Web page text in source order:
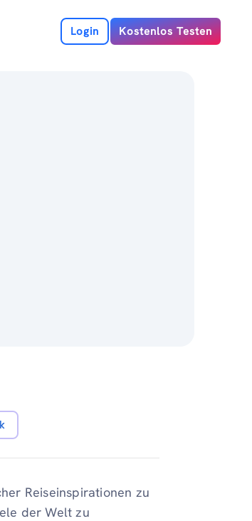
Login Kostenlos Testen
Reiseinspirationen zu
der Welt zu